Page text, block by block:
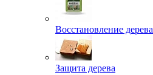
Восстановление дерева
Защита дерева